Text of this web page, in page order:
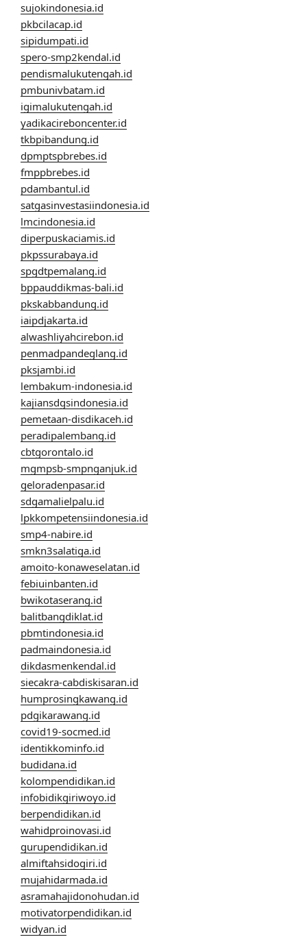
sujokindonesia.id
pkbcilacap.id
sipidumpati.id
spero-smp2kendal.id
pendismalukutengah.id
pmbunivbatam.id
igimalukutengah.id
yadikacireboncenter.id
tkbpibandung.id
dpmptspbrebes.id
fmppbrebes.id
pdambantul.id
satgasinvestasiindonesia.id
lmcindonesia.id
diperpuskaciamis.id
pkpssurabaya.id
spgdtpemalang.id
bppauddikmas-bali.id
pkskabbandung.id
iaipdjakarta.id
alwashliyahcirebon.id
penmadpandeglang.id
pksjambi.id
lembakum-indonesia.id
kajiansdgsindonesia.id
pemetaan-disdikaceh.id
peradipalembang.id
cbtgorontalo.id
mgmpsb-smpnganjuk.id
geloradenpasar.id
sdgamalielpalu.id
lpkkompetensiindonesia.id
smp4-nabire.id
smkn3salatiga.id
amoito-konaweselatan.id
febiuinbanten.id
bwikotaserang.id
balitbangdiklat.id
pbmtindonesia.id
padmaindonesia.id
dikdasmenkendal.id
siecakra-cabdiskisaran.id
humprosingkawang.id
pdgikarawang.id
covid19-socmed.id
identikkominfo.id
budidana.id
kolompendidikan.id
infobidikgiriwoyo.id
berpendidikan.id
wahidproinovasi.id
gurupendidikan.id
almiftahsidogiri.id
mujahidarmada.id
asramahajidonohudan.id
motivatorpendidikan.id
widyan.id